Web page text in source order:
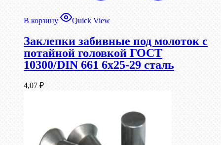
В корзину Quick View
Заклепки забивные под молоток с
потайной головкой ГОСТ
10300/DIN 661 6х25-29 сталь
4,07 ₽